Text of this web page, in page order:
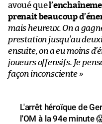
avoué que
prenait beaucoup
mais heureux. On a
prestation jusqu’au
ensuite, on a eu moins
joueurs offensifs. Je
façon inconsciente »
L'arrêt héroïque de
l'OM à la 94e minute